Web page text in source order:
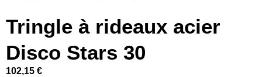
Tringle à rideaux acier
Disco Stars 30
102,15 €